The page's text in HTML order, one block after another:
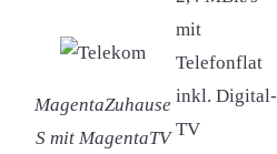
MagentaZuhause
S mit MagentaTV
mit
Telefonflat
inkl. Digital-
TV